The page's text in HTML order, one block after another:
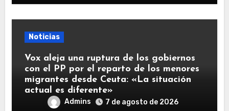
Noticias
Vox aleja una ruptura de los gobiernos
con el PP por el reparto de los menores
migrantes desde Ceuta: «La situación
actual es diferente»
Admins 7 de agosto de 2026